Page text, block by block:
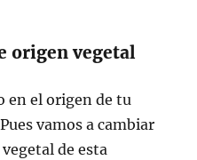
origen vegetal
en el origen de tu
vamos a cambiar
de esta